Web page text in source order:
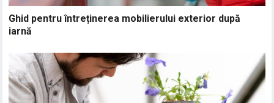
Ghid pentru întreținerea mobilierului exterior după
iarnă